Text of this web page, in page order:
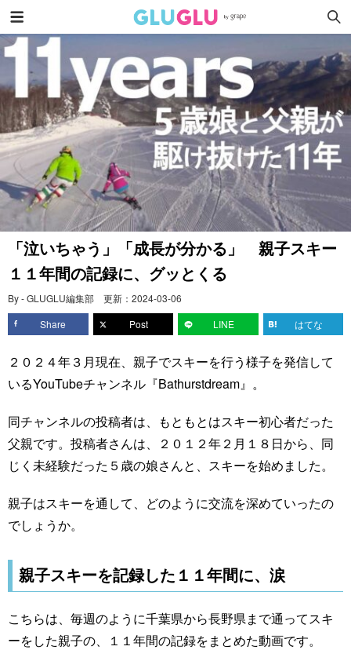
「泣いちゃう」「成長が分かる」 親子スキー
１１年間の記録に、グッとくる
By - GLUGLU編集部 更新： 2024-03-06
Share
Post LINE はてな
２０２４年３月現在、親子でスキーを行う様子を発信して
いるYouTubeチャンネル『Bathurstdream』。
同チャンネルの投稿者は、もともとはスキー初心者だった
父親です。投稿者さんは、２０１２年２月１８日から、同
じく未経験だった５歳の娘さんと、スキーを始めました。
親子はスキーを通して、どのように交流を深めていったの
でしょうか。
親子スキーを記録した１１年間に、涙
こちらは、毎週のように千葉県から長野県まで通ってスキ
ーをした親子の、１１年間の記録をまとめた動画です。